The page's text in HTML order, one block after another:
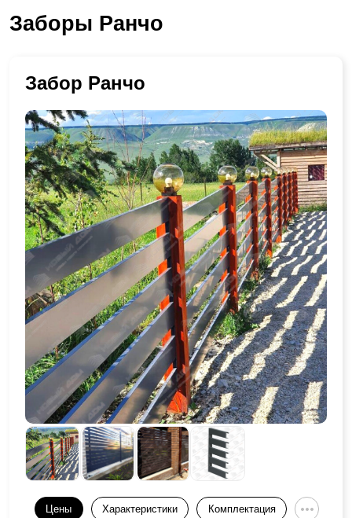
Заборы Ранчо
Забор Ранчо
Цены Характеристики Комплектация